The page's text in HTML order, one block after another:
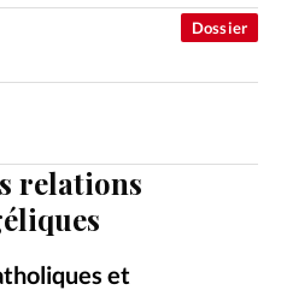
relations
et
Dossier